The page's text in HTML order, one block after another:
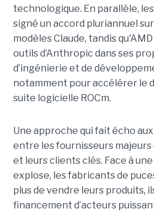
technologique. En parallèle,
signé un accord pluriannuel
modèles Claude, tandis
outils d’Anthropic dans ses
d’ingénierie et de
notamment pour accélérer le
suite logicielle ROCm.
Une approche qui fait écho
entre les fournisseurs
et leurs clients clés. Face à
explose, les fabricants de
plus de vendre leurs produits,
financement d’acteurs